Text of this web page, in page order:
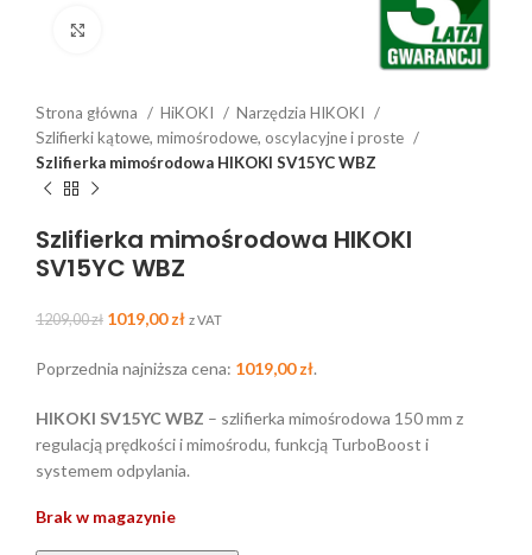
Strona główna HiKOKI
Narzędzia HIKOKI
Szlifierki kątowe, mimośrodowe, oscylacyjne i proste
Szlifierka mimośrodowa HIKOKI SV15YC WBZ
Szlifierka mimośrodowa HIKOKI
SV15YC WBZ
1209,00zł 1019,00zł z VAT
Poprzednia najniższa cena: 1019,00zł.
HIKOKI SV15YC WBZ – szlifierka mimośrodowa 150 mm z
regulacją prędkości i mimośrodu, funkcją TurboBoost i
systemem odpylania.
Brak w magazynie